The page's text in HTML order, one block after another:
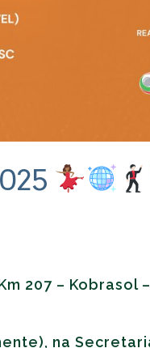
207 – Kobrasol
na Secretaria